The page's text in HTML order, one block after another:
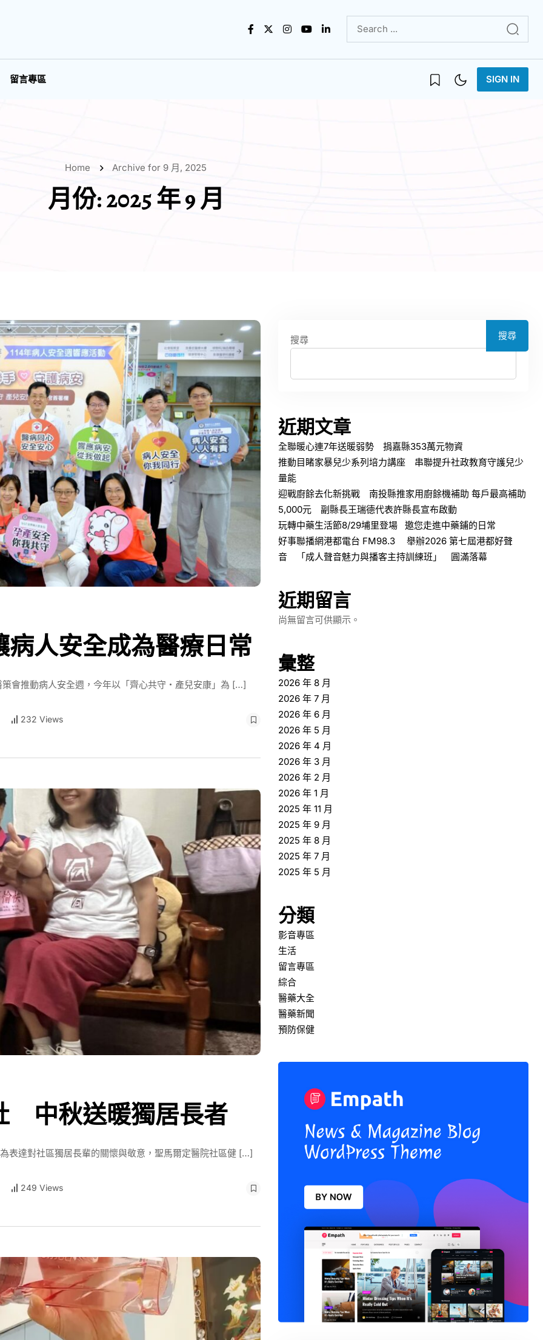
留言專區 SIGN IN
Home Archive for 9 月, 2025
月份:2025 年 9 月
人安全成為醫療日常
會推動病人安全週，今年以「齊心共守‧產兒安康」為 […]
232 Views
中秋送暖獨居長者
表達對社區獨居長輩的關懷與敬意，聖馬爾定醫院社區健 […]
249 Views
搜尋 搜尋
近期文章
全聯暖心連7年送暖弱勢 捐嘉縣353萬元物資
推動目睹家暴兒少系列培力講座 串聯提升社政教育守護兒少
量能
迎戰廚餘去化新挑戰 南投縣推家用廚餘機補助 每戶最高補助
5,000元 副縣長王瑞德代表許縣長宣布啟動
玩轉中藥生活節8/29埔里登場 邀您走進中藥鋪的日常
好事聯播網港都電台 FM98.3 舉辦2026 第七屆港都好聲
音 「成人聲音魅力與播客主持訓練班」 圓滿落幕
近期留言
尚無留言可供顯示。
彙整
2026 年 8 月
2026 年 7 月
2026 年 6 月
2026 年 5 月
2026 年 4 月
2026 年 3 月
2026 年 2 月
2026 年 1 月
2025 年 11 月
2025 年 9 月
2025 年 8 月
2025 年 7 月
2025 年 5 月
分類
影音專區
生活
留言專區
綜合
醫藥大全
醫藥新聞
預防保健